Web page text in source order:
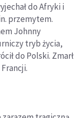
do Afryki i
przemytem.
Johnny
tryb życia,
do Polski. Zmarł